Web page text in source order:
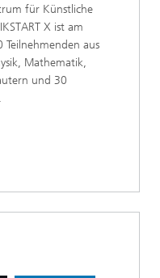
für Künstliche
X ist am
aus
Mathematik,
und 30